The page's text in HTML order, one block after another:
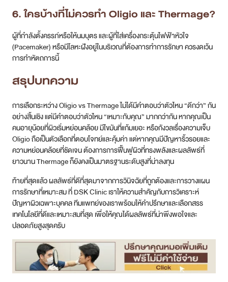
6. ใครบ้างที่ไม่ควรทำ Oligio และ Thermage?
ผู้ที่กำลังตั้งครรภ์หรือให้นมบุตร และผู้ที่ใส่เครื่องกระตุ้นไฟฟ้าหัวใจ
(Pacemaker) หรือมีโลหะฝังอยู่ในบริเวณที่ต้องการทำการรักษา ควรงดเว้น
การทำหัตถการนี้
สรุปบทความ
การเลือกระหว่าง Oligio vs Thermage ไม่ได้มีคำตอบว่าตัวไหน “ดีกว่า” กัน
อย่างสิ้นเชิง แต่มีคำตอบว่าตัวไหน “เหมาะกับคุณ” มากกว่ากัน หากคุณเป็น
คนอายุน้อยที่ผิวเริ่มหย่อนคล้อย มีไขมันที่แก้มเยอะ หรือกังวลเรื่องความเจ็บ
Oligio ถือเป็นตัวเลือกที่ตอบโจทย์และคุ้มค่า แต่หากคุณมีปัญหาริ้วรอยและ
ความหย่อนคล้อยที่ชัดเจน ต้องการการฟื้นฟูผิวที่ทรงพลังและผลลัพธ์ที่
ยาวนาน Thermage ก็ยังคงเป็นมาตรฐานระดับสูงที่น่าลงทุน
ท้ายที่สุดแล้ว ผลลัพธ์ที่ดีที่สุดมาจากการวินิจฉัยที่ถูกต้องและการวางแผน
การรักษาที่เหมาะสม ที่ DSK Clinic เราให้ความสำคัญกับการวิเคราะห์
ปัญหาผิวเฉพาะบุคคล ทีมแพทย์ของเราพร้อมให้คำปรึกษาและเลือกสรร
เทคโนโลยีที่ดีและเหมาะสมที่สุด เพื่อให้คุณได้ผลลัพธ์ที่น่าพึงพอใจและ
ปลอดภัยสูงสุดครับ